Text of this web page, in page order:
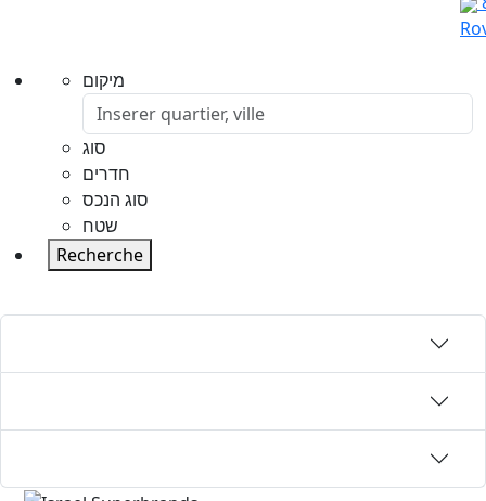
מיקום
סוג
חדרים
סוג הנכס
שטח
Recherche